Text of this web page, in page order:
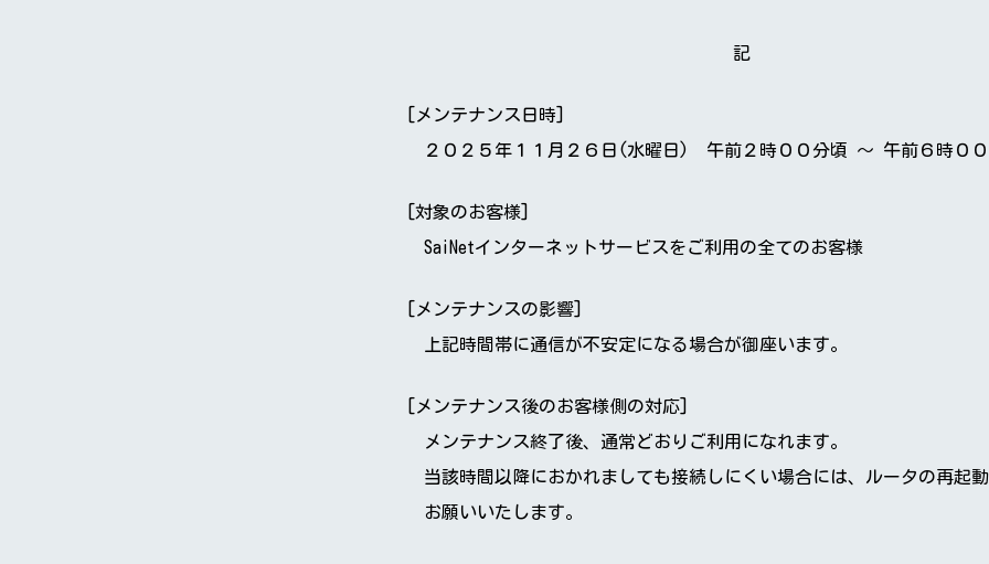
記
[メンテナンス日時]
２０２５年１１月２６日(水曜日) 午前２時００分頃 ～ 午前６時００
[対象のお客様]
SaiNetインターネットサービスをご利用の全てのお客様
[メンテナンスの影響]
上記時間帯に通信が不安定になる場合が御座います。
[メンテナンス後のお客様側の対応]
メンテナンス終了後、通常どおりご利用になれます。
当該時間以降におかれましても接続しにくい場合には、ルータの再起
お願いいたします。